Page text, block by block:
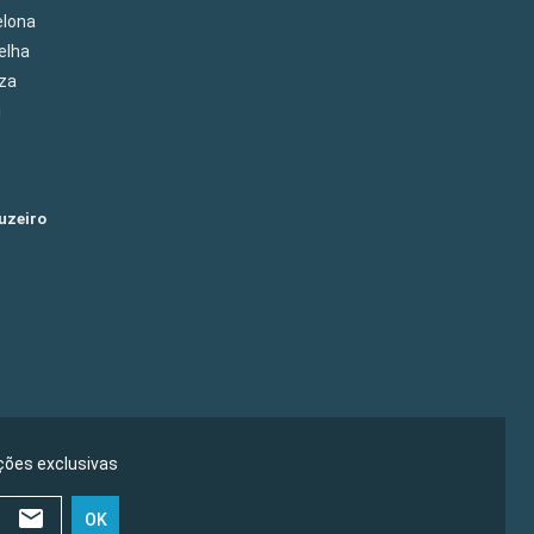
exclusivas
OK